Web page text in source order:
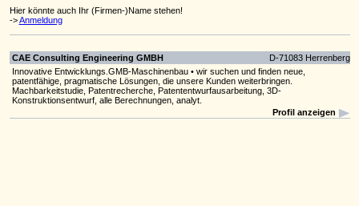
Hier könnte auch Ihr (Firmen-)Name stehen!
->Anmeldung
CAE Consulting Engineering GMBH
D-71083 Herrenberg
Innovative Entwicklungs.GMB-Maschinenbau • wir suchen und finden neue,
patentfähige, pragmatische Lösungen, die unsere Kunden weiterbringen.
Machbarkeitstudie, Patentrecherche, Patententwurfausarbeitung, 3D-
Konstruktionsentwurf, alle Berechnungen, analyt.
Profil anzeigen